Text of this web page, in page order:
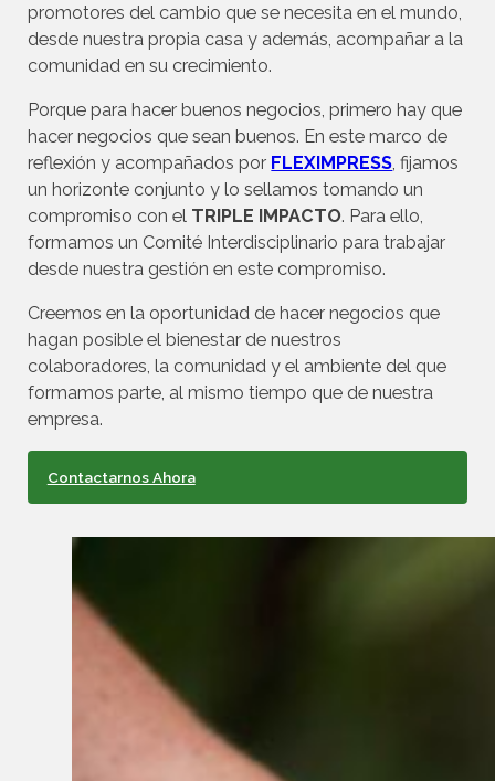
promotores del cambio que se necesita en el mundo,
desde nuestra propia casa y además, acompañar a la
comunidad en su crecimiento.
Porque para hacer buenos negocios, primero hay que
hacer negocios que sean buenos. En este marco de
reflexión y acompañados por FLEXIMPRESS, fijamos
un horizonte conjunto y lo sellamos tomando un
compromiso con el TRIPLE IMPACTO. Para ello,
formamos un Comité Interdisciplinario para trabajar
desde nuestra gestión en este compromiso.
Creemos en la oportunidad de hacer negocios que
hagan posible el bienestar de nuestros
colaboradores, la comunidad y el ambiente del que
formamos parte, al mismo tiempo que de nuestra
empresa.
Contactarnos Ahora